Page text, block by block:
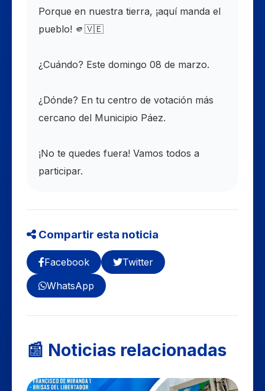
Porque en nuestra tierra, ¡aquí manda el
pueblo! 🫵🇻🇪
​¿Cuándo? Este domingo 08 de marzo.
¿Dónde? En tu centro de votación más
cercano del Municipio Páez.
​¡No te quedes fuera! Vamos todos a
participar.
Compartir esta noticia
Facebook
Twitter
WhatsApp
📰 Noticias relacionadas